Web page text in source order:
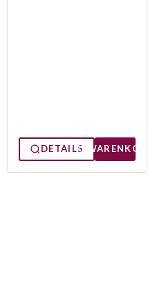
DETAILS WARENKORB